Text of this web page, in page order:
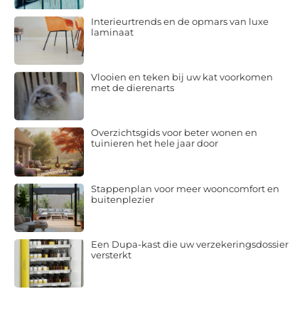
Interieurtrends en de opmars van luxe
laminaat
Vlooien en teken bij uw kat voorkomen
met de dierenarts
Overzichtsgids voor beter wonen en
tuinieren het hele jaar door
Stappenplan voor meer wooncomfort en
buitenplezier
Een Dupa-kast die uw verzekeringsdossier
versterkt